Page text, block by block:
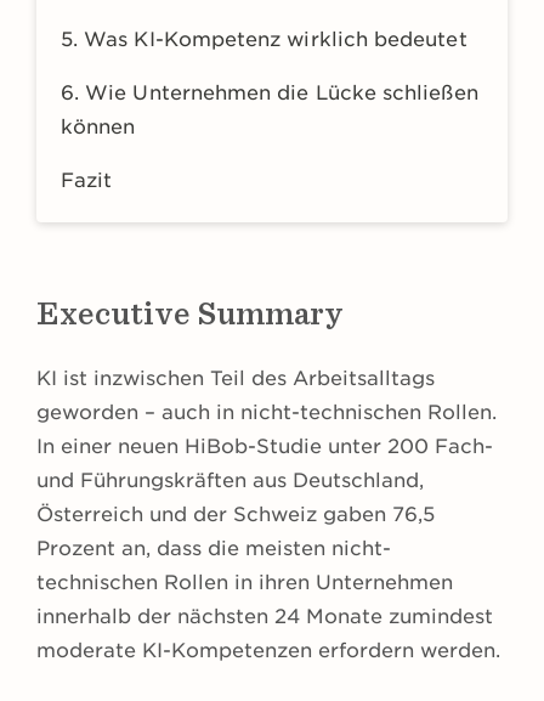
5. Was KI-Kompetenz wirklich bedeutet
6. Wie Unternehmen die Lücke schließen
können
Fazit
Executive Summary
KI ist inzwischen Teil des Arbeitsalltags
geworden – auch in nicht-technischen Rollen.
In einer neuen HiBob-Studie unter 200 Fach-
und Führungskräften aus Deutschland,
Österreich und der Schweiz gaben 76,5
Prozent an, dass die meisten nicht-
technischen Rollen in ihren Unternehmen
innerhalb der nächsten 24 Monate zumindest
moderate KI-Kompetenzen erfordern werden.